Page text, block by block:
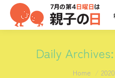
Daily Archives:
You are here:
Home 2020